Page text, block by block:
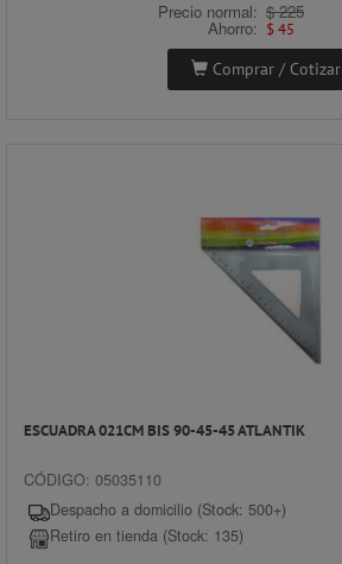
Precio normal: $ 225
Ahorro: $ 45
Comprar / Cotizar
ESCUADRA 021CM BIS 90-45-45 ATLANTIK
CÓDIGO: 05035110
Despacho a domicilio (Stock: 500+)
Retiro en tienda (Stock: 135)